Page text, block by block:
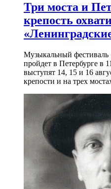
Три моста и
крепость
Музыкальный фестиваль
пройдет в Петербурге в
выступят 14, 15 и 16
крепости и на трех